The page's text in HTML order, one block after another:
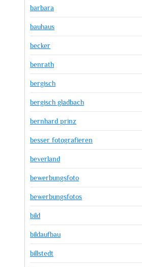
barbara
bauhaus
becker
benrath
bergisch
bergisch gladbach
bernhard prinz
besser fotografieren
beverland
bewerbungsfoto
bewerbungsfotos
bild
bildaufbau
billstedt